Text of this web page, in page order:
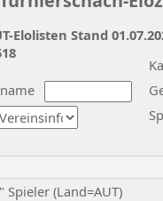
(Land=AUT)
Elolisten Stand